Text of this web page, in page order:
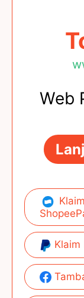
Web
Klaim